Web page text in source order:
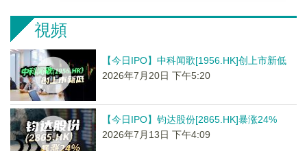
視頻
【今日IPO】中科闻歌[1956.HK]创上市新低
2026年7月20日 下午5:20
【今日IPO】钧达股份[2865.HK]暴涨24%
2026年7月13日 下午4:09